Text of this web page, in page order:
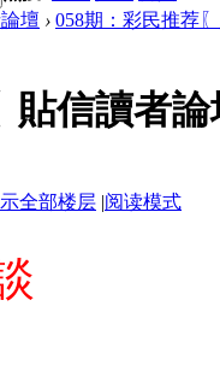
壇 › 058期：彩民推荐
貼信讀者
全部楼层 |阅读模式